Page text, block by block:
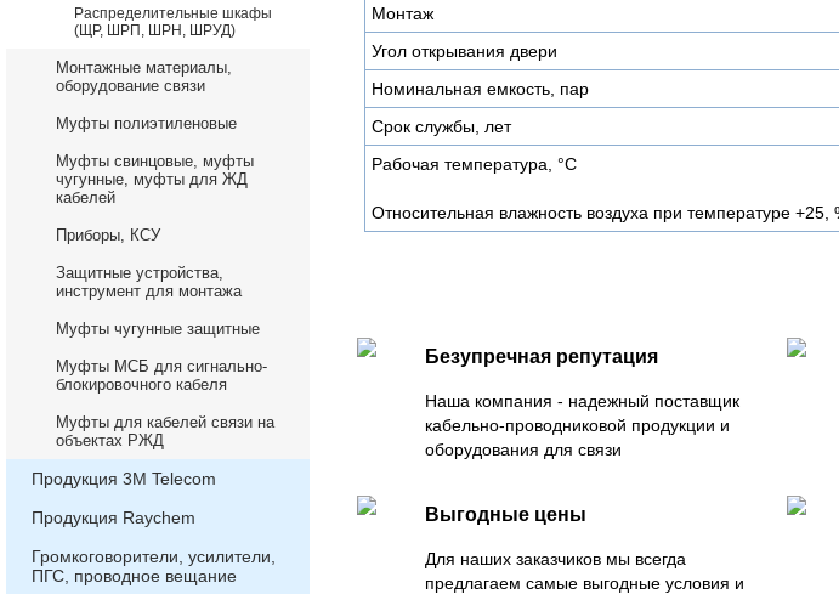
Распределительные шкафы
(ЩР, ШРП, ШРН, ШРУД)
Монтажные материалы,
оборудование связи
Муфты полиэтиленовые
Муфты свинцовые, муфты
чугунные, муфты для ЖД
кабелей
Приборы, КСУ
Защитные устройства,
инструмент для монтажа
Муфты чугунные защитные
Муфты МСБ для сигнально-
блокировочного кабеля
Муфты для кабелей связи на
объектах РЖД
Продукция 3М Telecom
Продукция Raychem
Громкоговорители, усилители,
ПГС, проводное вещание
Монтаж
Угол открывания двери
Номинальная емкость, пар
Срок службы, лет
Рабочая температура, °C
Относительная влажность воздуха при температуре +25,
Безупречная репутация
Наша компания - надежный поставщик
кабельно-проводниковой продукции и
оборудования для связи
Выгодные цены
Для наших заказчиков мы всегда
предлагаем самые выгодные условия и